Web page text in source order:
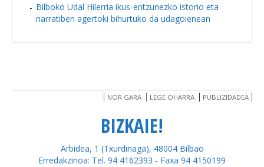
Bilboko Udal Hilerria ikus-entzunezko istorio eta
narratiben agertoki bihurtuko da udagoienean
NOR GARA LEGE OHARRA PUBLIZIDADEA
BIZKAIE!
Arbidea, 1 (Txurdinaga), 48004 Bilbao
Erredakzinoa: Tel. 94 4162393 - Faxa 94 4150199